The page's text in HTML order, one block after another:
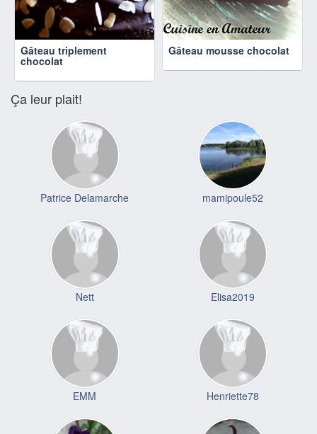
Gâteau triplement
chocolat
Gâteau mousse chocolat
Ça leur plait!
Patrice Delamarche mamipoule52
Nett Elisa2019
EMM Henriette78